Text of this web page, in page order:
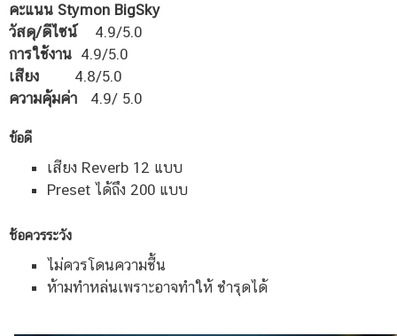
คะแนน Stymon BigSky
วัสดุ/ดีไซน์
4.9/5.0
การใช้งาน 4.9/5.0
เสียง
4.8/5.0
ความคุ้มค่า 4.9/ 5.0
ข้อดี
เสียง Reverb 12 แบบ
Preset ได้ถึง 200 แบบ
ช้อควรระวัง
ไม่ควรโดนความชื้น
ห้ามทำหล่นเพราะอาจทำให้ ชำรุดได้